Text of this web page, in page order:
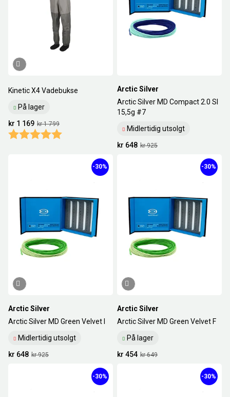
Kinetic X4 Vadebukse
På lager
kr 1 799
kr 1 169
Karakter:
Arctic Silver
Arctic Silver MD Compact 2.0 SI
15,5g #7
Midlertidig utsolgt
kr 925
kr 648
Arctic Silver
Arctic Silver MD Green Velvet I
Midlertidig utsolgt
-30%
kr 925
kr 648
Arctic Silver
Arctic Silver MD Green Velvet F
På lager
-30%
kr 649
kr 454
-30% -30%